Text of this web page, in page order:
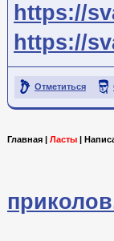
https://
https://
Отметиться
Главная | Ласты |